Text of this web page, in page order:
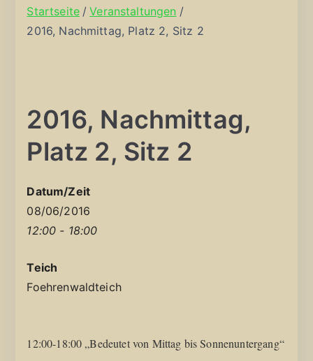
Startseite
Veranstaltungen
2016, Nachmittag, Platz 2, Sitz 2
2016, Nachmittag,
Platz 2, Sitz 2
Datum/Zeit
08/06/2016
12:00 - 18:00
Teich
Foehrenwaldteich
12:00-18:00 „Bedeutet von Mittag bis Sonnenuntergang“